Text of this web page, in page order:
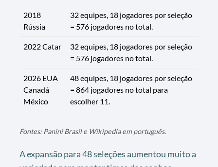
2018
Rússia
32 equipes, 18 jogadores por seleção
= 576 jogadores no total.
2022 Catar
32 equipes, 18 jogadores por seleção
= 576 jogadores no total.
2026 EUA
Canadá
México
48 equipes, 18 jogadores por seleção
= 864 jogadores no total para
escolher 11.
Fontes: Panini Brasil e Wikipedia em português.
A expansão para 48 seleções aumentou muito a